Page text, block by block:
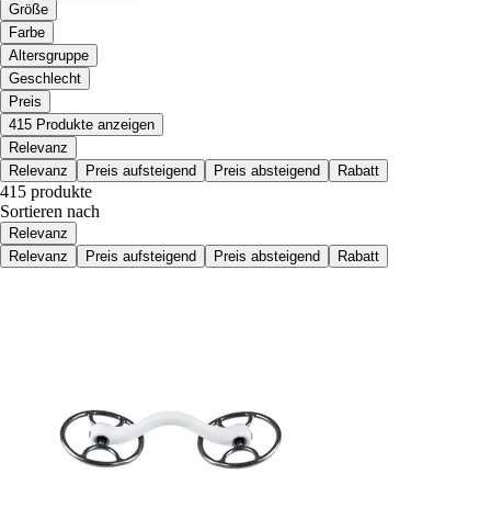
Größe
Farbe
Altersgruppe
Geschlecht
Preis
415 Produkte anzeigen
Relevanz
Relevanz
Preis aufsteigend Preis absteigend Rabatt
415 produkte
Sortieren nach
Relevanz
Relevanz
Preis aufsteigend Preis absteigend Rabatt